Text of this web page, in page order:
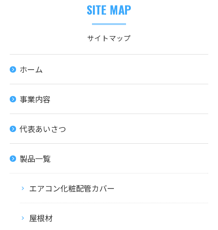
サイトマップ
SITE MAP
ホーム
事業内容
代表あいさつ
製品一覧
エアコン化粧配管カバー
屋根材